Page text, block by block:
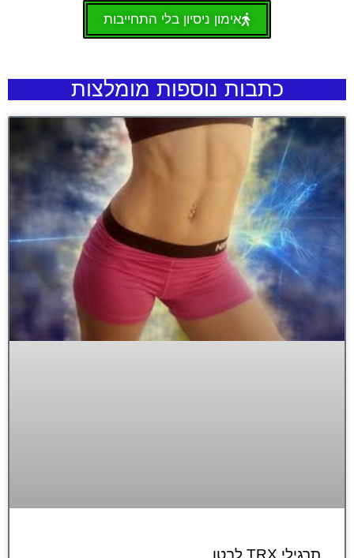
אימון ניסיון בלי התחייבות
כתבות נוספות מומלצות
תרגילי TRX לבטן